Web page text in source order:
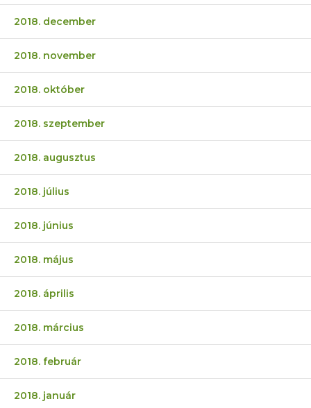
2018. december
2018. november
2018. október
2018. szeptember
2018. augusztus
2018. július
2018. június
2018. május
2018. április
2018. március
2018. február
2018. január